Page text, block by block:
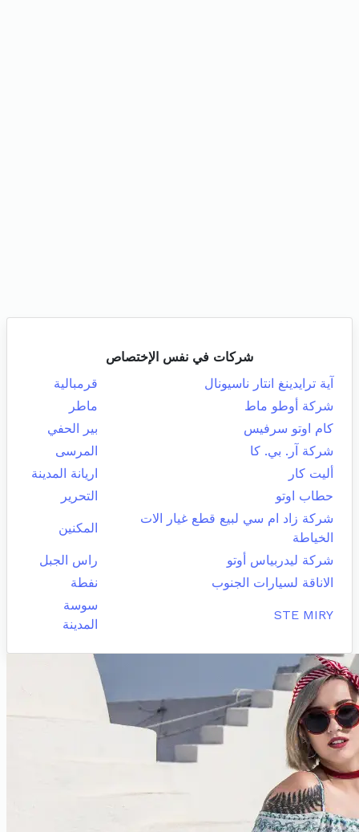
شركات في نفس الإختصاص
آية ترايدينغ انتار ناسيونال
قرمبالية
شركة أوطو ماط
ماطر
كام اوتو سرفيس
بير الحفي
شركة آر. بي. كا
المرسى
أليت كار
اريانة المدينة
حطاب اوتو
التحرير
شركة زاد ام سي لبيع قطع غيار الات
الخياطة
المكنين
شركة ليدربياس أوتو
راس الجبل
الاناقة لسيارات الجنوب
نفطة
STE MIRY
سوسة
المدينة